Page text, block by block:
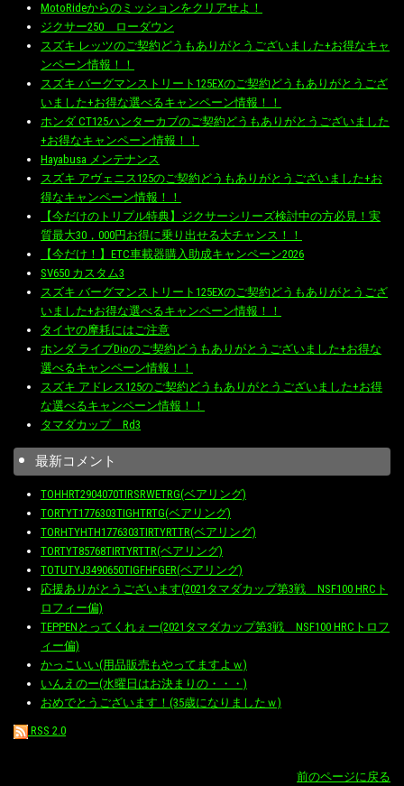
MotoRideからのミッションをクリアせよ！
ジクサー250 ローダウン
スズキ レッツのご契約どうもありがとうございました+お得なキャ
ンペーン情報！！
スズキ バーグマンストリート125EXのご契約どうもありがとうござ
いました+お得な選べるキャンペーン情報！！
ホンダ CT125ハンターカブのご契約どうもありがとうございました
+お得なキャンペーン情報！！
Hayabusa メンテナンス
スズキ アヴェニス125のご契約どうもありがとうございました+お
得なキャンペーン情報！！
【今だけのトリプル特典】ジクサーシリーズ検討中の方必見！実
質最大30，000円お得に乗り出せる大チャンス！！
【今だけ！】ETC車載器購入助成キャンペーン2026
SV650 カスタム3
スズキ バーグマンストリート125EXのご契約どうもありがとうござ
いました+お得な選べるキャンペーン情報！！
タイヤの摩耗にはご注意
ホンダ ライブDioのご契約どうもありがとうございました+お得な
選べるキャンペーン情報！！
スズキ アドレス125のご契約どうもありがとうございました+お得
な選べるキャンペーン情報！！
タマダカップ Rd3
最新コメント
TOHHRT2904070TIRSRWETRG(ベアリング)
TORTYT1776303TIGHTRTG(ベアリング)
TORHTYHTH1776303TIRTYRTTR(ベアリング)
TORTYT85768TIRTYRTTR(ベアリング)
TOTUTYJ3490650TIGFHFGER(ベアリング)
応援ありがとうございます(2021タマダカップ第3戦 NSF100 HRCト
ロフィー偏)
TEPPENとってくれぇー(2021タマダカップ第3戦 NSF100 HRCトロフ
ィー偏)
かっこいい(用品販売もやってますよｗ)
いんえのー(水曜日はお決まりの・・・)
おめでとうございます！(35歳になりましたｗ)
RSS 2.0
前のページに戻る